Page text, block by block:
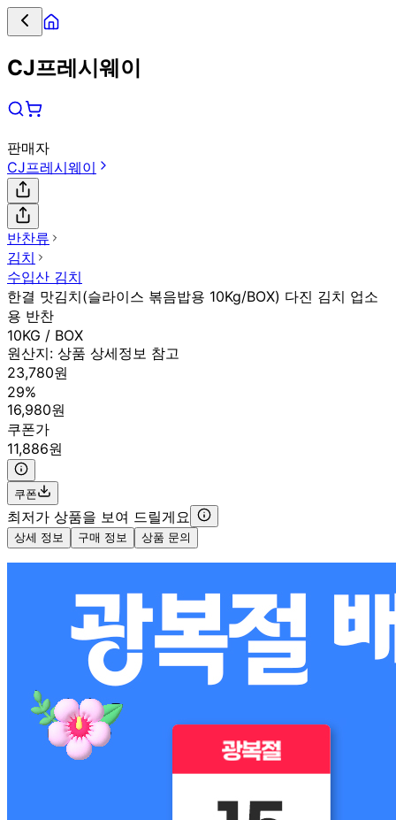
CJ프레시웨이
판매자
CJ프레시웨이
반찬류
김치
수입산 김치
한결 맛김치(슬라이스 볶음밥용 10Kg/BOX) 다진 김치 업소
용 반찬
10KG / BOX
원산지: 상품 상세정보 참고
23,780원
29%
16,980원
쿠폰가
11,886원
쿠폰
최저가 상품을 보여 드릴게요
상세 정보 구매 정보 상품 문의